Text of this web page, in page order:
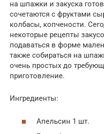
на шпажки и закуска
сочетаются с фруктами
колбасы, копчености.
некоторые рецепты
подаваться в форме
также собираться на
очень простых до
приготовление.
Ингредиенты:
Апельсин 1 шт.